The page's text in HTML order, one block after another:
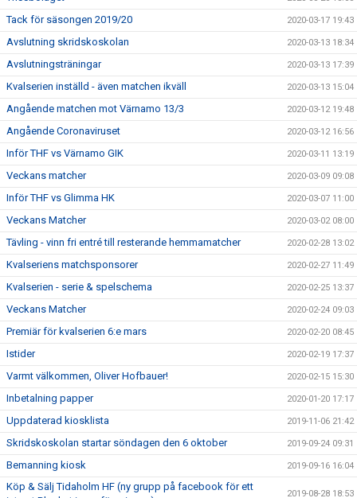
Tack för säsongen 2019/20 2020-03-17 19:43
Avslutning skridskoskolan 2020-03-13 18:34
Avslutningsträningar 2020-03-13 17:39
Kvalserien inställd - även matchen ikväll 2020-03-13 15:04
Angående matchen mot Värnamo 13/3 2020-03-12 19:48
Angående Coronaviruset 2020-03-12 16:56
Inför THF vs Värnamo GIK 2020-03-11 13:19
Veckans matcher 2020-03-09 09:08
Inför THF vs Glimma HK 2020-03-07 11:00
Veckans Matcher 2020-03-02 08:00
Tävling - vinn fri entré till resterande hemmamatcher 2020-02-28 13:02
Kvalseriens matchsponsorer 2020-02-27 11:49
Kvalserien - serie & spelschema 2020-02-25 13:37
Veckans Matcher 2020-02-24 09:03
Premiär för kvalserien 6:e mars 2020-02-20 08:45
Istider 2020-02-19 17:37
Varmt välkommen, Oliver Hofbauer! 2020-02-15 15:30
Inbetalning papper 2020-01-20 17:17
Uppdaterad kiosklista 2019-11-06 21:42
Skridskoskolan startar söndagen den 6 oktober 2019-09-24 09:31
Bemanning kiosk 2019-09-16 16:04
Köp & Sälj Tidaholm HF (ny grupp på facebook för ett
2019-08-28 18:53